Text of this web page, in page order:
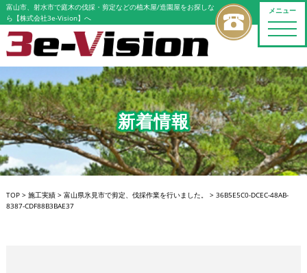
メニュー
toggle
富山市、射水市で庭木の伐採・剪定などの植木屋/造園屋をお探しな
ら【株式会社3e-Vision】へ
新着情報
TOP> 施工実績> 富山県氷見市で剪定、伐採作業を行いました。 > 36B5E5C0-DCEC-48AB-
8387-CDF88B3BAE37